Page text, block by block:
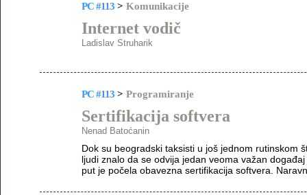
PC #113 > Komunikacije
Internet vodič
Ladislav Struharik
PC #113 > Programiranje
Sertifikacija softvera
Nenad Batoćanin
Dok su beogradski taksisti u još jednom rutinskom
ljudi znalo da se odvija jedan veoma važan
put je počela obavezna sertifikacija softvera.